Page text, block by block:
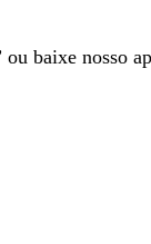
baixe nosso